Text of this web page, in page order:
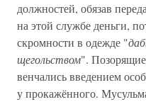
должностей, обязав
на этой службе деньги,
скромности в одежде "
щегольством". Позорящие
венчались введением
у прокажённого.